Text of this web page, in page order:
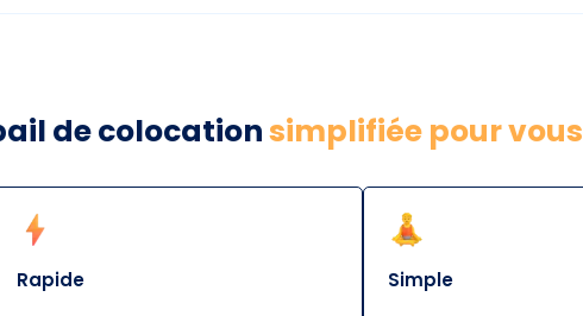
de colocationsimplifiée pour vous
Rapide Simple